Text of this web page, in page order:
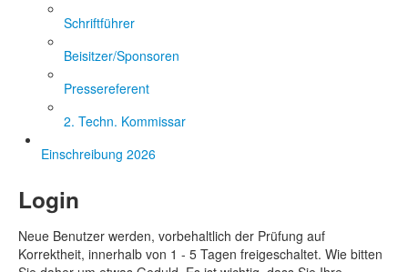
Schriftführer
Beisitzer/Sponsoren
Pressereferent
2. Techn. Kommissar
Einschreibung 2026
Login
Neue Benutzer werden, vorbehaltlich der Prüfung auf
Korrektheit, innerhalb von 1 - 5 Tagen freigeschaltet. Wie bitten